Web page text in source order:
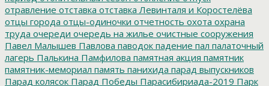
отравление отставка отставка Левинталя и Коростелёва
отцы города отцы-одиночки отчетность охота охрана
труда очереди очередь на жилье очистные сооружения
Павел Малышев Павлова паводок падение пал палаточный
лагерь Палькина Памфилова памятная акция памятник
памятник-мемориал память панихида парад выпускников
Парад колясок Парад Победы Парасибириада-2019 Парк